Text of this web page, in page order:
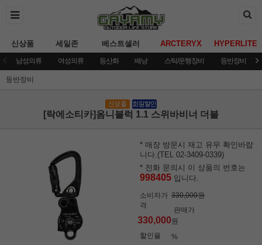
신상품 세일존 베스트셀러 ARCTERYX HYPERLITE
남성의류 여성의류 등산화 배낭 스틱/운행장비 등반장비
등반장비
[락에소티카]옴니블럭 1.1 스위바비너 더블
* 매장 방문시 재고 유무 확인바랍
니다.(TEL 02-3409-0339)
* 전화 문의시 이 상품의 번호는
998405 입니다.
소비자가
격
330,000원
판매가
330,000원
할인율
%